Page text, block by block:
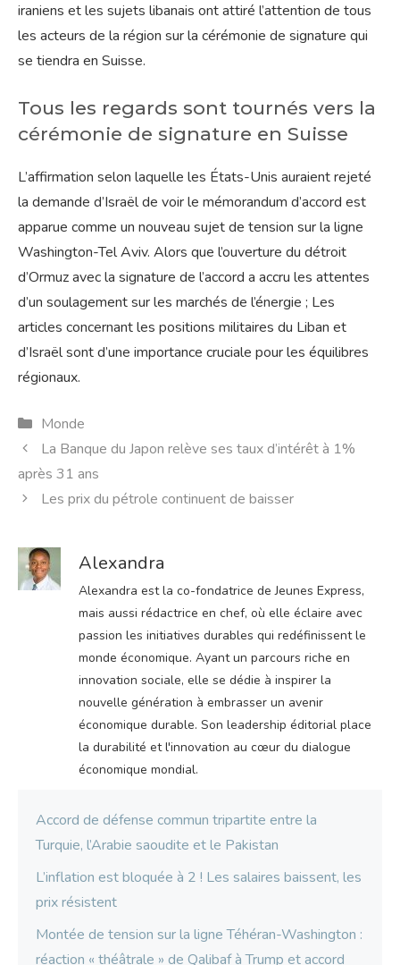
iraniens et les sujets libanais ont attiré l’attention de tous
les acteurs de la région sur la cérémonie de signature qui
se tiendra en Suisse.
Tous les regards sont tournés vers la
cérémonie de signature en Suisse
L’affirmation selon laquelle les États-Unis auraient rejeté
la demande d’Israël de voir le mémorandum d’accord est
apparue comme un nouveau sujet de tension sur la ligne
Washington-Tel Aviv. Alors que l’ouverture du détroit
d’Ormuz avec la signature de l’accord a accru les attentes
d’un soulagement sur les marchés de l’énergie ; Les
articles concernant les positions militaires du Liban et
d’Israël sont d’une importance cruciale pour les équilibres
régionaux.
Catégories
Monde
La Banque du Japon relève ses taux d’intérêt à 1%
après 31 ans
Les prix du pétrole continuent de baisser
Alexandra
Alexandra est la co-fondatrice de Jeunes Express,
mais aussi rédactrice en chef, où elle éclaire avec
passion les initiatives durables qui redéfinissent le
monde économique. Ayant un parcours riche en
innovation sociale, elle se dédie à inspirer la
nouvelle génération à embrasser un avenir
économique durable. Son leadership éditorial place
la durabilité et l'innovation au cœur du dialogue
économique mondial.
Accord de défense commun tripartite entre la
Turquie, l’Arabie saoudite et le Pakistan
L’inflation est bloquée à 2 ! Les salaires baissent, les
prix résistent
Montée de tension sur la ligne Téhéran-Washington :
réaction « théâtrale » de Qalibaf à Trump et accord